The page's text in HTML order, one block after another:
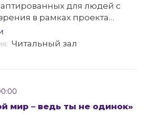
для людей с
в рамках проекта
чтение»
Читальный зал
мир – ведь ты не одинок»